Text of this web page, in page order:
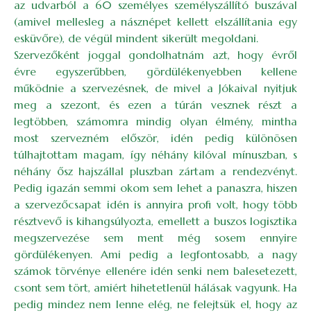
az udvarból a 60 személyes személyszállító buszával
(amivel mellesleg a násznépet kellett elszállítania egy
esküvőre), de végül mindent sikerült megoldani.
Szervezőként joggal gondolhatnám azt, hogy évről
évre egyszerűbben, gördülékenyebben kellene
működnie a szervezésnek, de mivel a Jókaival nyitjuk
meg a szezont, és ezen a túrán vesznek részt a
legtöbben, számomra mindig olyan élmény, mintha
most szervezném először, idén pedig különösen
túlhajtottam magam, így néhány kilóval mínuszban, s
néhány ősz hajszállal pluszban zártam a rendezvényt.
Pedig igazán semmi okom sem lehet a panaszra, hiszen
a szervezőcsapat idén is annyira profi volt, hogy több
résztvevő is kihangsúlyozta, emellett a buszos logisztika
megszervezése sem ment még sosem ennyire
gördülékenyen. Ami pedig a legfontosabb, a nagy
számok törvénye ellenére idén senki nem balesetezett,
csont sem tört, amiért hihetetlenül hálásak vagyunk. Ha
pedig mindez nem lenne elég, ne felejtsük el, hogy az